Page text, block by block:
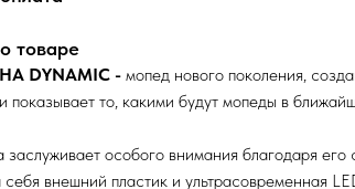
товаре
DYNAMIC - мопед нового поколения,
показывает то, какими будут мопеды в
особого внимания благодаря
себя внешний пластик и ультрасовременная